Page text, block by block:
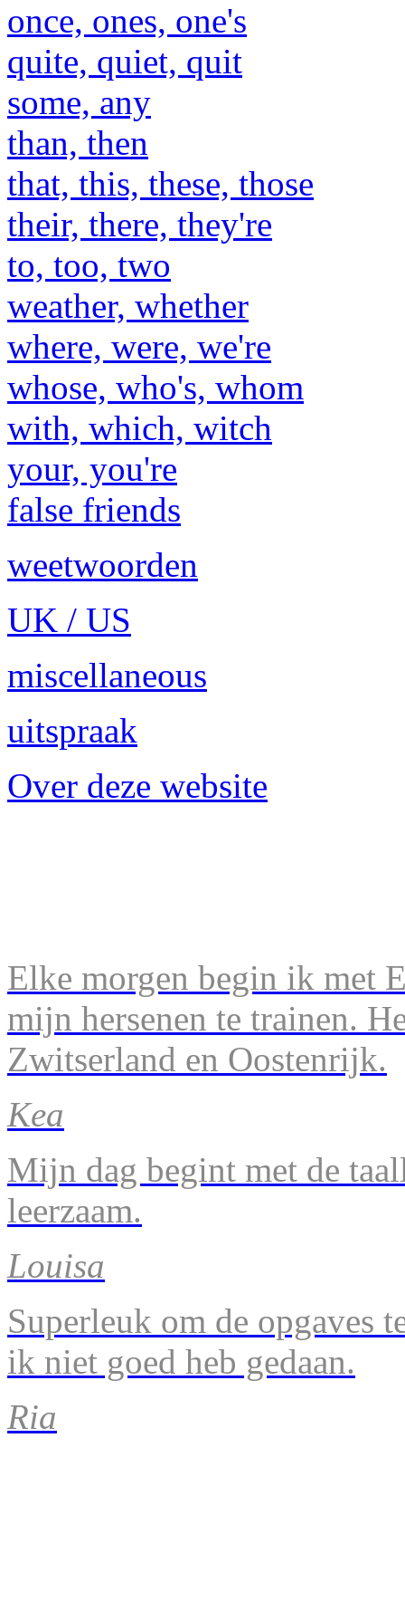
once, ones, one's
quite, quiet, quit
some, any
than, then
that, this, these, those
their, there, they're
to, too, two
weather, whether
where, were, we're
whose, who's, whom
with, which, witch
your, you're
false friends
weetwoorden
UK / US
miscellaneous
uitspraak
Over deze website
Elke morgen begin ik met
mijn hersenen te trainen.
Zwitserland en Oostenrijk.
Kea
Mijn dag begint met de
leerzaam.
Louisa
Superleuk om de opgaves
ik niet goed heb gedaan.
Ria